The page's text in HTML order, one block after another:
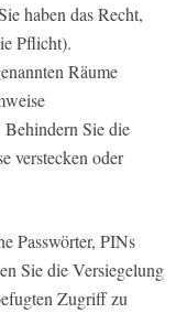
haben das Recht,
Pflicht).
Räume
Behindern Sie die
verstecken oder
Passwörter, PINs
Sie die Versiegelung
Zugriff zu